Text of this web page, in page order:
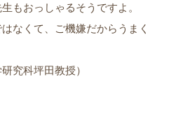
もおっしゃるそうですよ。
なくて、ご機嫌だからうまく
究科坪田教授）